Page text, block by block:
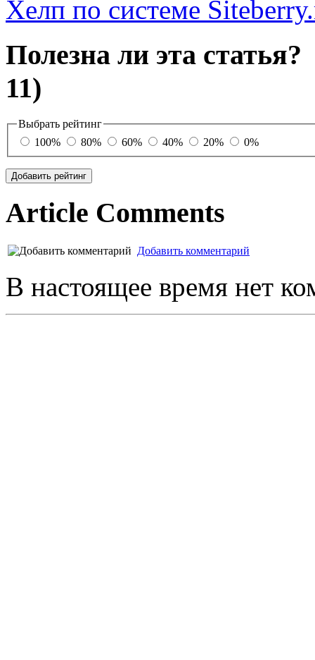
Хелп по системе
Полезна ли эта
11)
Выбрать рейтинг
100%
80% 60% 40% 20% 0%
Article Comments
Добавить комментарий
В настоящее время нет